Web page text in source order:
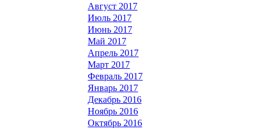
Август 2017
Июль 2017
Июнь 2017
Май 2017
Апрель 2017
Март 2017
Февраль 2017
Январь 2017
Декабрь 2016
Ноябрь 2016
Октябрь 2016